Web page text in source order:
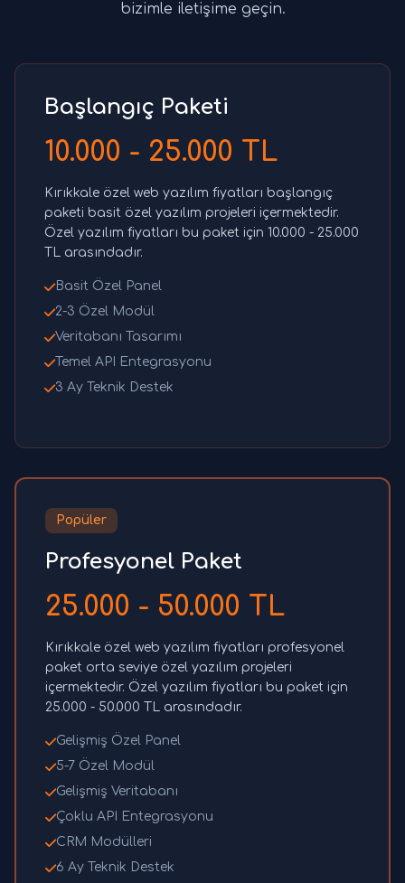
bizimle iletişime geçin.
Başlangıç Paketi
10.000 - 25.000 TL
Kırıkkale özel web yazılım fiyatları başlangıç
paketi basit özel yazılım projeleri içermektedir.
Özel yazılım fiyatları bu paket için 10.000 - 25.000
TL arasındadır.
Basit Özel Panel
2-3 Özel Modül
Veritabanı Tasarımı
Temel API Entegrasyonu
3 Ay Teknik Destek
Popüler
Profesyonel Paket
25.000 - 50.000 TL
Kırıkkale özel web yazılım fiyatları profesyonel
paket orta seviye özel yazılım projeleri
içermektedir. Özel yazılım fiyatları bu paket için
25.000 - 50.000 TL arasındadır.
Gelişmiş Özel Panel
5-7 Özel Modül
Gelişmiş Veritabanı
Çoklu API Entegrasyonu
CRM Modülleri
6 Ay Teknik Destek